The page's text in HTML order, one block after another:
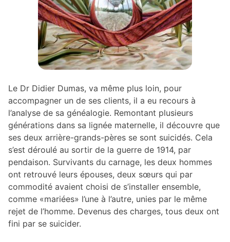
Le Dr Didier Dumas, va même plus loin, pour
accompagner un de ses clients, il a eu recours à
l’analyse de sa généalogie. Remontant plusieurs
générations dans sa lignée maternelle, il découvre que
ses deux arrière-grands-pères se sont suicidés. Cela
s’est déroulé au sortir de la guerre de 1914, par
pendaison. Survivants du carnage, les deux hommes
ont retrouvé leurs épouses, deux sœurs qui par
commodité avaient choisi de s’installer ensemble,
comme «mariées» l’une à l’autre, unies par le même
rejet de l’homme. Devenus des charges, tous deux ont
fini par se suicider.